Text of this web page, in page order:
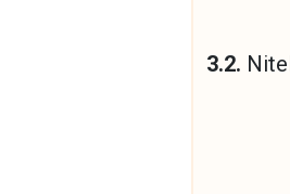
3.2.
m2